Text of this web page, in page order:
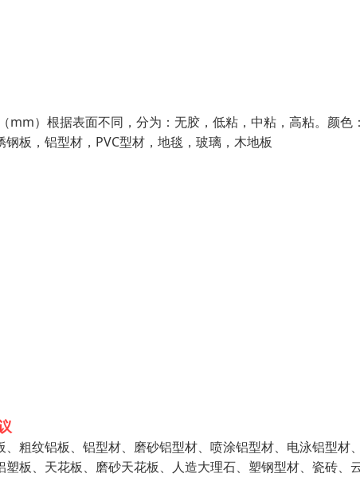
mm）根据表面不同，分为：无胶，低粘，中粘，高粘。颜色
板，铝型材，PVC型材，地毯，玻璃，木地板
粗纹铝板、铝型材、磨砂铝型材、喷涂铝型材、电泳铝型材
板、天花板、磨砂天花板、人造大理石、塑钢型材、瓷砖、